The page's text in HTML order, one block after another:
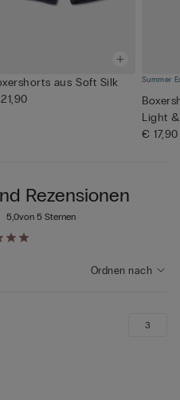
aus Soft Silk
Summer
Light
€ 17,90
Rezensionen
5,0von 5 Sternen
Ordnen nach
3